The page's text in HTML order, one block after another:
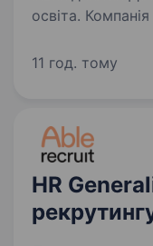
освіта. Компанія з якою співпрацюємо — лідер
робототехніки.
Приєднуючись
11 год. тому
HR